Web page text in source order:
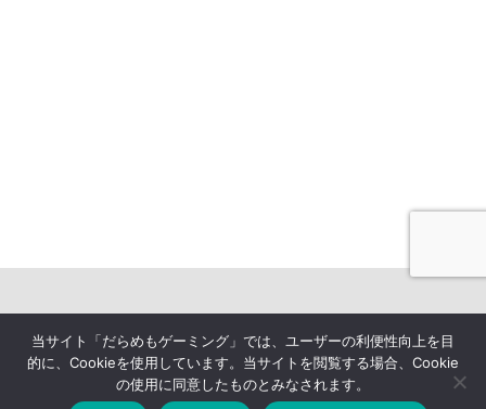
利用規約 プライバシーポリシー お問い合わせ
当サイト「だらめもゲーミング」では、ユーザーの利便性向上を目
的に、Cookieを使用しています。当サイトを閲覧する場合、Cookie
の使用に同意したものとみなされます。